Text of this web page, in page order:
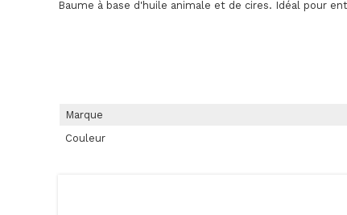
Baume à base d'huile animale et de cires. Idéal pour
Marque
Couleur